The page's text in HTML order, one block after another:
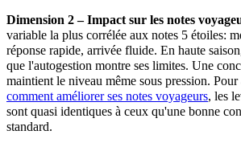
Dimension 2 – Impact sur les notes
variable la plus corrélée aux notes 5 étoiles:
réponse rapide, arrivée fluide. En haute
que l'autogestion montre ses limites. Une
maintient le niveau même sous pression.
comment améliorer ses notes voyageurs, les
sont quasi identiques à ceux qu'une bonne
standard.